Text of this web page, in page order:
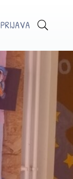
PRIJAVA